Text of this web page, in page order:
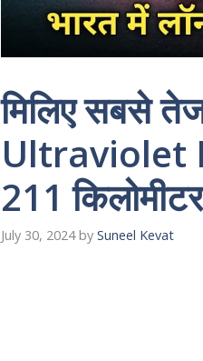
मिलिए सबसे
Ultraviolet
211
July 30, 2024 by Suneel Kevat